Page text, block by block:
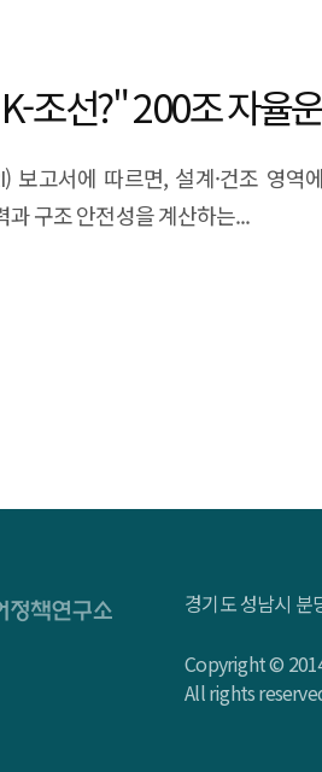
조선?" 200조 자율
보고서에 따르면, 설계·건조 영
구조 안전성을 계산하는...
경기도 성남시
Copyright ©
All rights